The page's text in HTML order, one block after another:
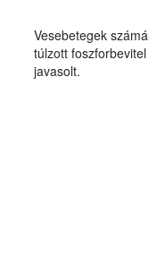
Vesebetegek
túlzott
javasolt.